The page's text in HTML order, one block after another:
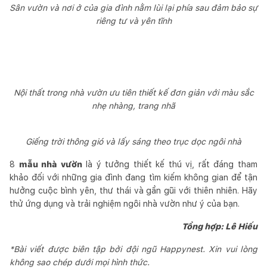
Sân vườn và nơi ở của gia đình nằm lùi lại phía sau đảm bảo sự
riêng tư và yên tĩnh
Nội thất trong nhà vườn ưu tiên thiết kế đơn giản với màu sắc
nhẹ nhàng, trang nhã
Giếng trời thông gió và lấy sáng theo trục dọc ngôi nhà
8 mẫu nhà vườnlà ý tưởng thiết kế thú vị, rất đáng tham
khảo đối với những gia đình đang tìm kiếm không gian để tận
hưởng cuộc bình yên, thư thái và gần gũi với thiên nhiên. Hãy
thử ứng dụng và trải nghiệm ngôi nhà vườn như ý của bạn.
Tổng hợp: Lê Hiếu
*Bài viết được biên tập bởi đội ngũ Happynest. Xin vui lòng
không sao chép dưới mọi hình thức.